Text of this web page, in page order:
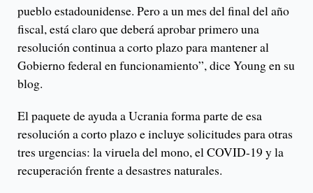
pueblo estadounidense. Pero a un mes del final del año
fiscal, está claro que deberá aprobar primero una
resolución continua a corto plazo para mantener al
Gobierno federal en funcionamiento”, dice Young en su
blog.
El paquete de ayuda a Ucrania forma parte de esa
resolución a corto plazo e incluye solicitudes para otras
tres urgencias: la viruela del mono, el COVID-19 y la
recuperación frente a desastres naturales.